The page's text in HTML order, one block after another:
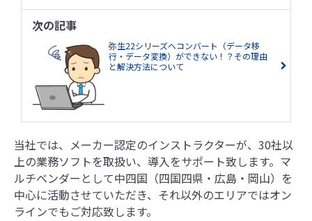
次の記事
弥生22シリーズへコンバート（データ移
行・データ変換）ができない！？その理由
と解決方法について
当社では、メーカー認定のインストラクターが、30社以
上の業務ソフトを取扱い、導入をサポート致します。マ
ルチベンダーとして中四国（四国四県・広島・岡山）を
中心に活動させていただき、それ以外のエリアではオン
ラインでもご対応致します。